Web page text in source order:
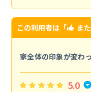
この利用者は「 ま
家全体の印象が変わ
5.0